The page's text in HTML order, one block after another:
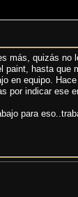
más, quizás
hasta
en equipo.
por indicar ese
para